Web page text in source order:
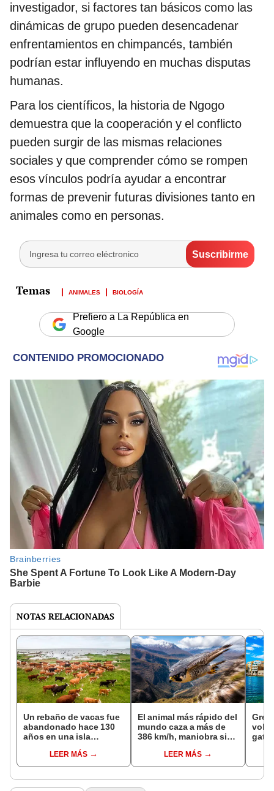
investigador, si factores tan básicos como las
dinámicas de grupo pueden desencadenar
enfrentamientos en chimpancés, también
podrían estar influyendo en muchas disputas
humanas.
Para los científicos, la historia de Ngogo
demuestra que la cooperación y el conflicto
pueden surgir de las mismas relaciones
sociales y que comprender cómo se rompen
esos vínculos podría ayudar a encontrar
formas de prevenir futuras divisiones tanto en
animales como en personas.
ANIMALES BIOLOGÍA
Prefiero a La República en
Google
NOTAS RELACIONADAS
Un rebaño de vacas fue
abandonado hace 130
años en una isla
genético dejó
sorprendidos a los
LEER MÁS
El animal más rápido del
mundo caza a más de
386 km/h, maniobra sin
sufrir daños y suele
migrar a Perú
LEER MÁS
y